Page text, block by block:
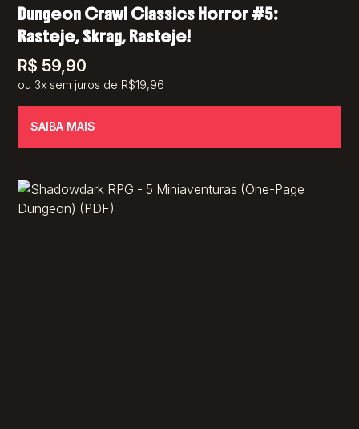
Dungeon Crawl Classics Horror #5:
Rasteje, Skrag, Rasteje!
R$ 59,90
ou 3x sem juros de R$19,96
SAIBA MAIS